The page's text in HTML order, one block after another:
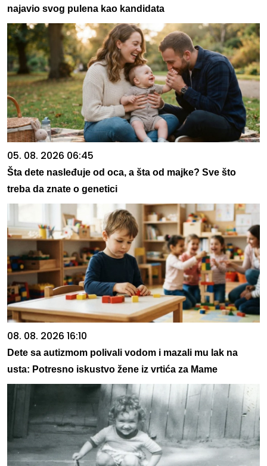
najavio svog pulena kao kandidata
05. 08. 2026 06:45
Šta dete nasleđuje od oca, a šta od majke? Sve što
treba da znate o genetici
08. 08. 2026 16:10
Dete sa autizmom polivali vodom i mazali mu lak na
usta: Potresno iskustvo žene iz vrtića za Mame